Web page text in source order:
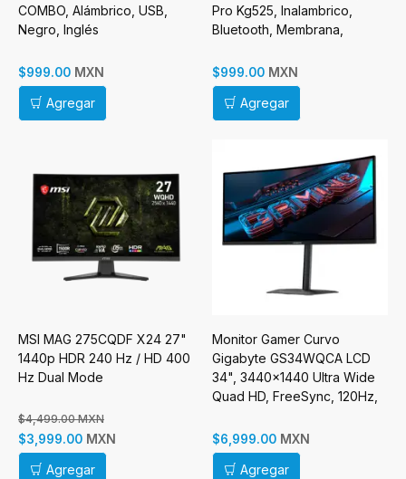
COMBO, Alámbrico, USB,
Negro, Inglés
$999.00 MXN
Agregar
Pro Kg525, Inalambrico,
Bluetooth, Membrana,
$999.00 MXN
Agregar
MSI MAG 275CQDF X24 27"
1440p HDR 240 Hz / HD 400
Hz Dual Mode
$4,499.00 MXN
$3,999.00 MXN
Agregar
Monitor Gamer Curvo
Gigabyte GS34WQCA LCD
34", 3440x1440 Ultra Wide
Quad HD, FreeSync, 120Hz,
$6,999.00 MXN
Agregar